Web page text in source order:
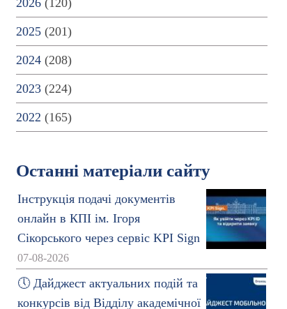
2026(120)
2025(201)
2024(208)
2023(224)
2022 (165)
Останні матеріали сайту
Інструкція подачі документів
онлайн в КПІ ім. Ігоря
Сікорського через сервіс KPI Sign
07-08-2026
🕔 Дайджест актуальних подій та
конкурсів від Відділу академічної